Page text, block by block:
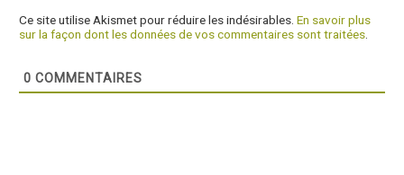
Ce site utilise Akismet pour réduire les indésirables. En savoir plus
sur la façon dont les données de vos commentaires sont traitées.
0 COMMENTAIRES